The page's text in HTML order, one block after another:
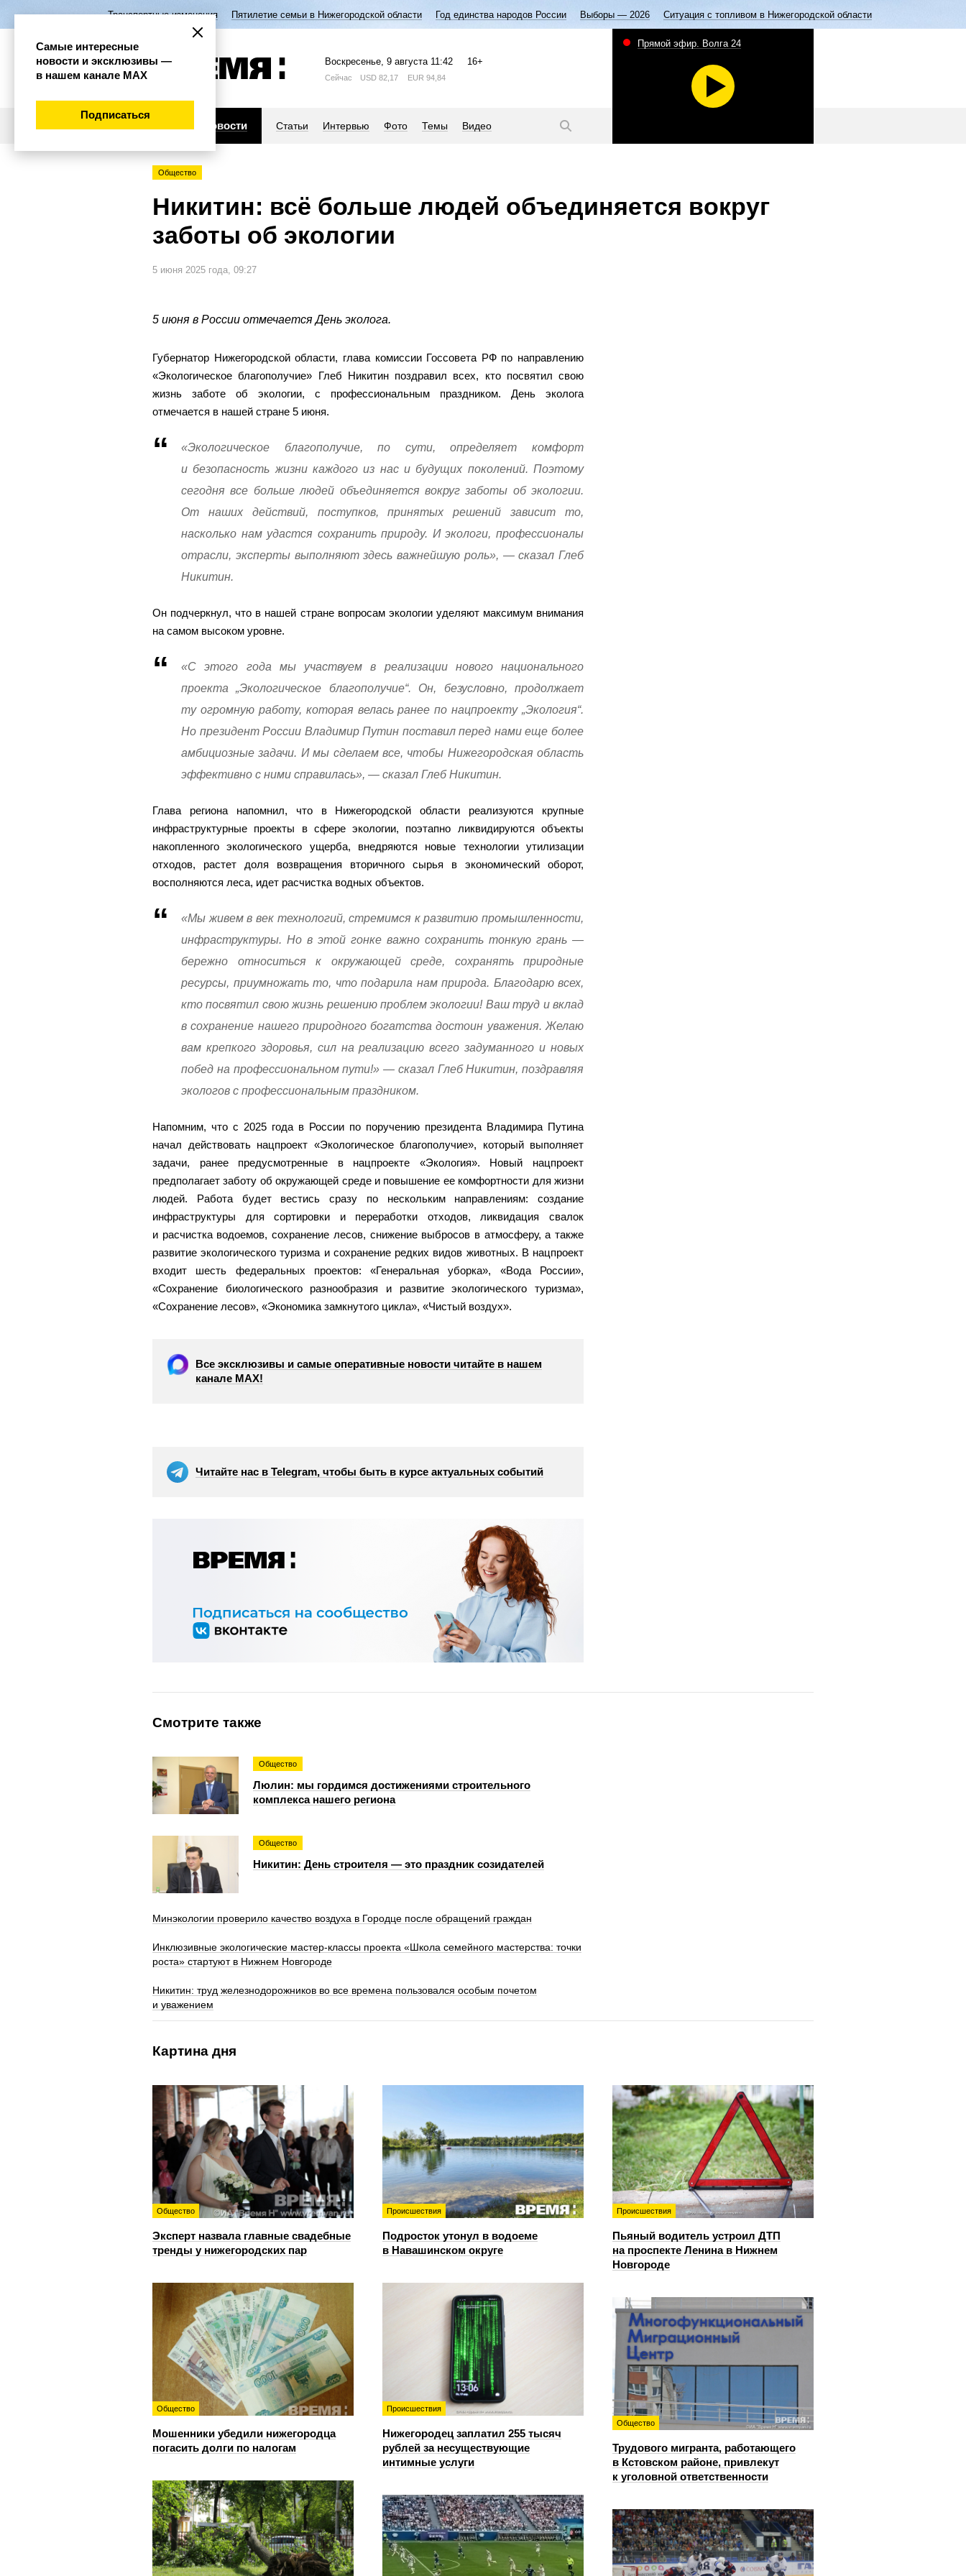
Транспортные изменения Пятилетие семьи в Нижегородской области Год единства народов России Выборы — 2026 Ситуация с топливом в Нижегородской области
Воскресенье, 9 августа 11:42 16+
Сейчас USD 82,17 EUR 94,84
Новости Статьи Интервью Фото Темы Видео
Прямой эфир. Волга 24
Общество
Никитин: всё больше людей объединяется вокруг
заботы об экологии
5 июня 2025 года, 09:27
5 июня в России отмечается День эколога.
Губернатор Нижегородской области, глава комиссии Госсовета РФ по направлению
«Экологическое благополучие» Глеб Никитин поздравил всех, кто посвятил свою
жизнь заботе об экологии, с профессиональным праздником. День эколога
отмечается в нашей стране 5 июня.
«Экологическое благополучие, по сути, определяет комфорт
и безопасность жизни каждого из нас и будущих поколений. Поэтому
сегодня все больше людей объединяется вокруг заботы об экологии.
От наших действий, поступков, принятых решений зависит то,
насколько нам удастся сохранить природу. И экологи, профессионалы
отрасли, эксперты выполняют здесь важнейшую роль», — сказал Глеб
Никитин.
Он подчеркнул, что в нашей стране вопросам экологии уделяют максимум внимания
на самом высоком уровне.
«С этого года мы участвуем в реализации нового национального
проекта „Экологическое благополучие“. Он, безусловно, продолжает
ту огромную работу, которая велась ранее по нацпроекту „Экология“.
Но президент России Владимир Путин поставил перед нами еще более
амбициозные задачи. И мы сделаем все, чтобы Нижегородская область
эффективно с ними справилась», — сказал Глеб Никитин.
Глава региона напомнил, что в Нижегородской области реализуются крупные
инфраструктурные проекты в сфере экологии, поэтапно ликвидируются объекты
накопленного экологического ущерба, внедряются новые технологии утилизации
отходов, растет доля возвращения вторичного сырья в экономический оборот,
восполняются леса, идет расчистка водных объектов.
«Мы живем в век технологий, стремимся к развитию промышленности,
инфраструктуры. Но в этой гонке важно сохранить тонкую грань —
бережно относиться к окружающей среде, сохранять природные
ресурсы, приумножать то, что подарила нам природа. Благодарю всех,
кто посвятил свою жизнь решению проблем экологии! Ваш труд и вклад
в сохранение нашего природного богатства достоин уважения. Желаю
вам крепкого здоровья, сил на реализацию всего задуманного и новых
побед на профессиональном пути!» — сказал Глеб Никитин, поздравляя
экологов с профессиональным праздником.
Напомним, что с 2025 года в России по поручению президента Владимира Путина
начал действовать нацпроект «Экологическое благополучие», который выполняет
задачи, ранее предусмотренные в нацпроекте «Экология». Новый нацпроект
предполагает заботу об окружающей среде и повышение ее комфортности для жизни
людей. Работа будет вестись сразу по нескольким направлениям: создание
инфраструктуры для сортировки и переработки отходов, ликвидация свалок
и расчистка водоемов, сохранение лесов, снижение выбросов в атмосферу, а также
развитие экологического туризма и сохранение редких видов животных. В нацпроект
входит шесть федеральных проектов: «Генеральная уборка», «Вода России»,
«Сохранение биологического разнообразия и развитие экологического туризма»,
«Сохранение лесов», «Экономика замкнутого цикла», «Чистый воздух».
Все эксклюзивы и самые оперативные новости читайте в нашем
канале МАХ!
Читайте нас в Telegram, чтобы быть в курсе актуальных событий
Смотрите также
Общество
Люлин: мы гордимся достижениями строительного
комплекса нашего региона
Общество
Никитин: День строителя — это праздник созидателей
Минэкологии проверило качество воздуха в Городце после обращений граждан
Инклюзивные экологические мастер-классы проекта «Школа семейного мастерства: точки
роста» стартуют в Нижнем Новгороде
Никитин: труд железнодорожников во все времена пользовался особым почетом
и уважением
Картина дня
Общество
Эксперт назвала главные свадебные
тренды у нижегородских пар
Происшествия
Подросток утонул в водоеме
в Навашинском округе
Происшествия
Пьяный водитель устроил ДТП
на проспекте Ленина в Нижнем
Новгороде
Общество
Мошенники убедили нижегородца
погасить долги по налогам
Происшествия
Нижегородец заплатил 255 тысяч
рублей за несуществующие
интимные услуги
Общество
Трудового мигранта, работающего
в Кстовском районе, привлекут
к уголовной ответственности
Самые интересные
новости и эксклюзивы —
в нашем канале МАХ
Подписаться